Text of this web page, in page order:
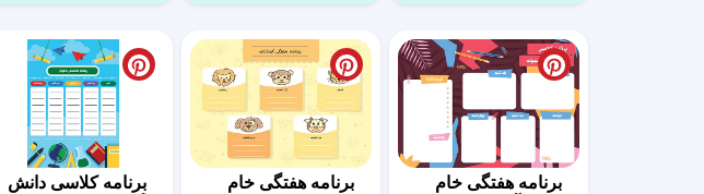
برنامه هفتگی خام
برنامه هفتگی خام
برنامه کلاسی دانش